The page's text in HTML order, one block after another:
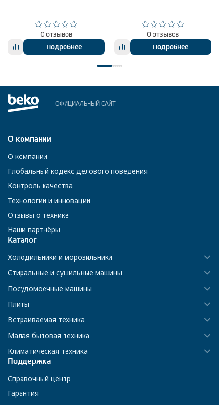
0 отзывов
Подробнее
0 отзывов
Подробнее
ОФИЦИАЛЬНЫЙ САЙТ
О компании
О компании
Глобальный кодекс делового поведения
Контроль качества
Технологии и инновации
Отзывы о технике
Наши партнёры
Каталог
Холодильники и морозильники
Стиральные и сушильные машины
Посудомоечные машины
Плиты
Встраиваемая техника
Малая бытовая техника
Климатическая техника
Поддержка
Справочный центр
Гарантия